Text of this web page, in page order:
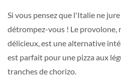
Si vous pensez que l'Italie ne
détrompez-vous ! Le provolone,
délicieux, est une alternative
est parfait pour une pizza aux
tranches de chorizo.